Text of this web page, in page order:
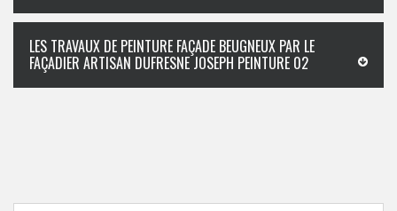
LES TRAVAUX DE PEINTURE FAÇADE BEUGNEUX PAR LE
FAÇADIER ARTISAN DUFRESNE JOSEPH PEINTURE 02